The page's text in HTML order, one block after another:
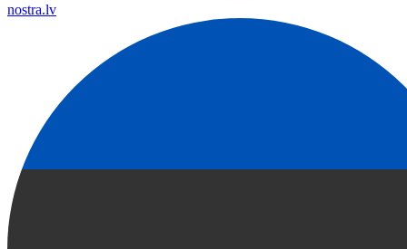
nostra.lv